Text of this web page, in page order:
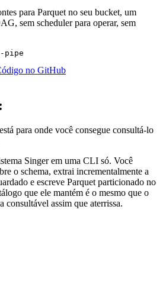
para Parquet no seu bucket, um
sem scheduler para operar, sem
pipe
no GitHub
para onde você consegue consultá-lo
Singer em uma CLI só. Você
o schema, extrai incrementalmente a
e escreve Parquet particionado no
que ele mantém é o mesmo que o
consultável assim que aterrissa.